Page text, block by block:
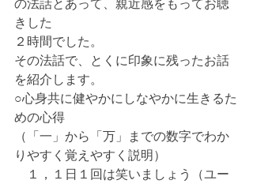
の法話とあって、親近感をもってお聴
きした
２時間でした。
その法話で、とくに印象に残ったお話
を紹介します。
○心身共に健やかにしなやかに生きるた
めの心得
（「一」から「万」までの数字でわか
りやすく覚えやすく説明）
１，１日１回は笑いましょう（ユー